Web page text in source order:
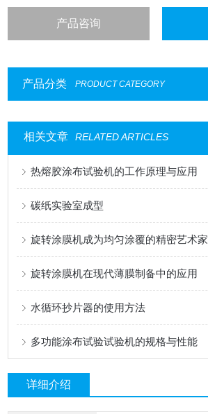
产品咨询
产品分类 PRODUCT CATEGORY
相关文章 RELATED ARTICLES
热熔胶涂布试验机的工作原理与应用
碳纸实验室成型
旋转涂膜机成为均匀涂覆的精密艺术家
旋转涂膜机在现代薄膜制备中的应用
水循环抄片器的使用方法
多功能涂布试验试验机的规格与性能
详细介绍